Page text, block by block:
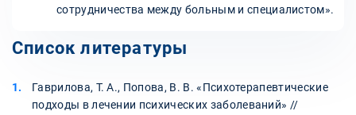
сотрудничества между больным и специалистом».
Список литературы
Гаврилова, Т. А., Попова, В. В. «Психотерапевтические
подходы в лечении психических заболеваний» //